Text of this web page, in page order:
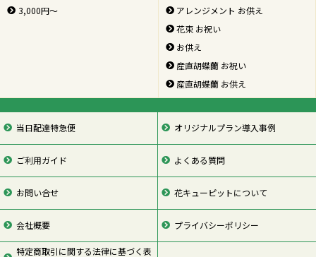
3,000円～
アレンジメント お供え
花束 お祝い
お供え
産直胡蝶蘭 お祝い
産直胡蝶蘭 お供え
当日配達特急便 オリジナルプラン導入事例
ご利用ガイド よくある質問
お問い合せ 花キューピットについて
会社概要 プライバシーポリシー
特定商取引に関する法律に基づく表